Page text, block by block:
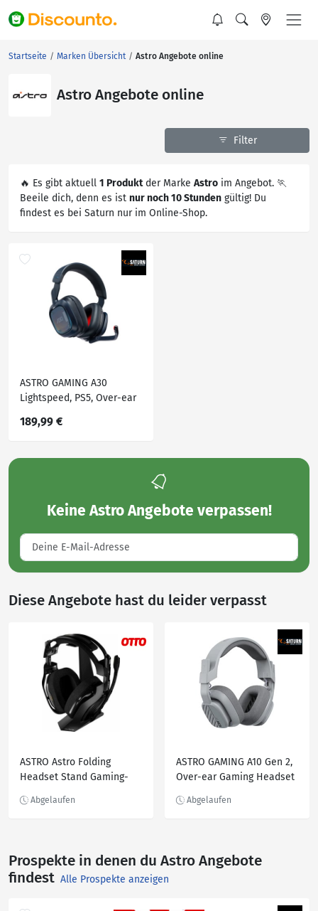
Startseite Marken Übersicht Astro Angebote online
Astro Angebote online
Filter
🔥 Es gibt aktuell 1 Produktder Marke Astro im Angebot. 🏃
Beeile dich, denn es ist nur noch 10 Stunden gültig! Du
findest es bei Saturn nur im Online-Shop.
ASTRO GAMING A30
Lightspeed, PS5, Over-ear
Navy/Red
189,99 €
Keine Astro Angebote verpassen!
Diese Angebote hast du leider verpasst
ASTRO Astro Folding
Headset Stand Gaming-
ASTRO GAMING A10 Gen 2,
Over-ear Gaming Headset
Prospekte in denen du Astro Angebote
findest Alle Prospekte anzeigen